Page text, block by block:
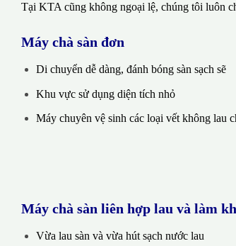
Tại KTA cũng không ngoại lệ, chúng tôi luôn
Máy chà sàn đơn
Di chuyển dễ dàng, đánh bóng sàn sạch sẽ
Khu vực sử dụng diện tích nhỏ
Máy chuyên vệ sinh các loại vết không lau
Máy chà sàn liên hợp lau và làm
Vừa lau sàn và vừa hút sạch nước lau